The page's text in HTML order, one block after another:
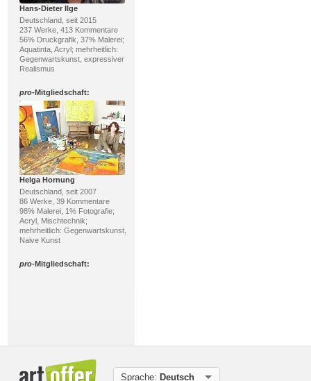
Hans-Dieter Ilge
Deutschland, seit 2015
237 Werke, 413 Kommentare
56% Druckgrafik, 37% Malerei;
Aquatinta, Acryl; mehrheitlich:
Gegenwartskunst, expressiver
Realismus
pro-Mitgliedschaft:
Helga Hornung
Deutschland, seit 2007
86 Werke, 39 Kommentare
98% Malerei, 1% Fotografie;
Acryl, Mischtechnik;
mehrheitlich: Gegenwartskunst,
Naive Kunst
pro-Mitgliedschaft:
Sprache: Deutsch